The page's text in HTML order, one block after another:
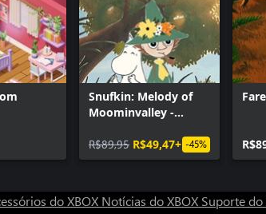
Snufkin: Melody of
Moominvalley -
R$89,95 R$49,47+ -45%
do XBOX Notícias do XBOX Suporte do